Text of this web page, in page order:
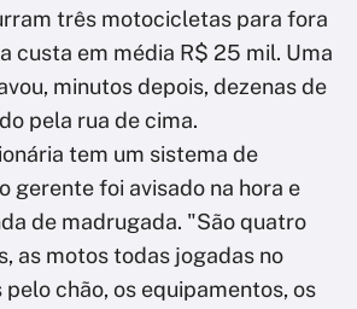
três motocicletas para fora
custa em média R$ 25 mil. Uma
minutos depois, dezenas de
pela rua de cima.
tem um sistema de
gerente foi avisado na hora e
de madrugada. "São quatro
as motos todas jogadas no
chão, os equipamentos, os